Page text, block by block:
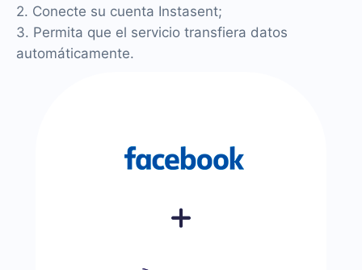
2. Conecte su cuenta Instasent;
3. Permita que el servicio transfiera datos
automáticamente.